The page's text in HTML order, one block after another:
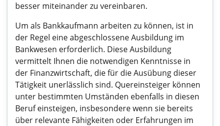
besser miteinander zu vereinbaren.
Um als Bankkaufmann arbeiten zu können, ist in
der Regel eine abgeschlossene Ausbildung im
Bankwesen erforderlich. Diese Ausbildung
vermittelt Ihnen die notwendigen Kenntnisse in
der Finanzwirtschaft, die für die Ausübung dieser
Tätigkeit unerlässlich sind. Quereinsteiger können
unter bestimmten Umständen ebenfalls in diesen
Beruf einsteigen, insbesondere wenn sie bereits
über relevante Fähigkeiten oder Erfahrungen im